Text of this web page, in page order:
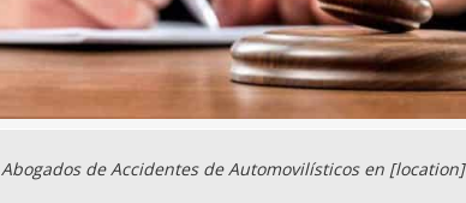
Abogados de Accidentes de Automovilísticos en [location]